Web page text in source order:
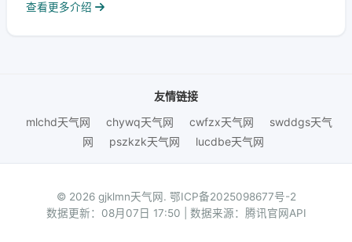
查看更多介绍
友情链接
mlchd天气网
chywq天气网 cwfzx天气网
swddgs天气
网
pszkzk天气网 lucdbe天气网
© 2026 gjklmn天气网. 鄂ICP备2025098677号-2
数据更新：08月07日 17:50 | 数据来源：腾讯官网API